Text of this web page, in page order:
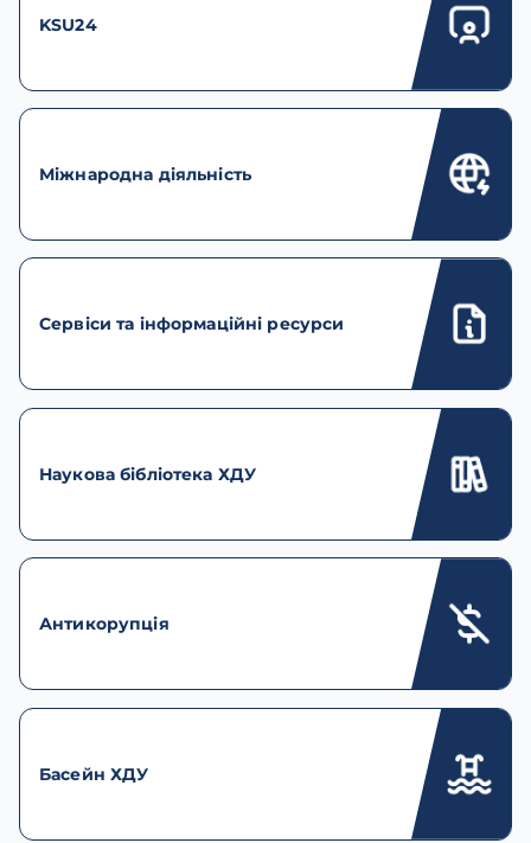
KSU24
Міжнародна діяльність
Сервіси та інформаційні ресурси
Наукова бібліотека ХДУ
Антикорупція
Басейн ХДУ